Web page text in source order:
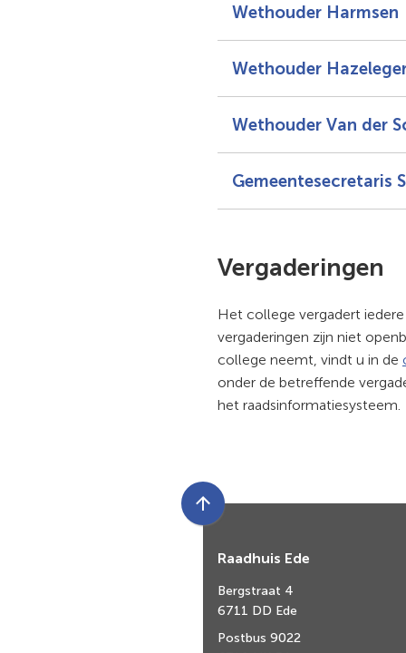
Wethouder Harmsen
Wethouder
Wethouder Van der
Gemeentesecretaris
Vergaderingen
Het college vergadert iedere
vergaderingen zijn niet
college neemt, vindt u in de
onder de betreffende
het raadsinformatiesysteem.
Scroll
boven
het
van
Raadhuis Ede
Bergstraat 4
6711 DD Ede
Postbus 9022